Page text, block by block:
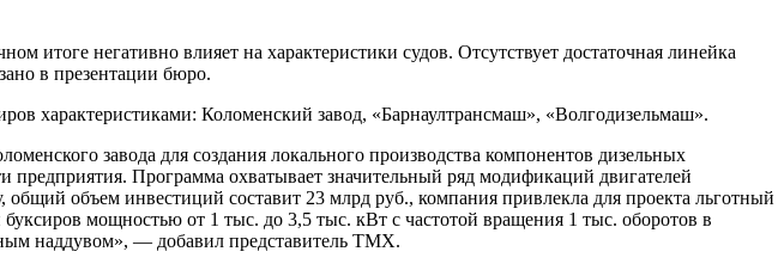
итоге негативно влияет на характеристики судов. Отсутствует достаточная линейка
в презентации бюро.
характеристиками: Коломенский завод, «Барнаултрансмаш», «Волгодизельмаш».
завода для создания локального производства компонентов дизельных
Программа охватывает значительный ряд модификаций двигателей
объем инвестиций составит 23 млрд руб., компания привлекла для проекта льготный
мощностью от 1 тыс. до 3,5 тыс. кВт с частотой вращения 1 тыс. оборотов в
наддувом», — добавил представитель ТМХ.